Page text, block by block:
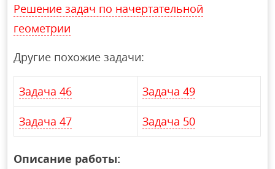
Решение задач по начертательной
геометрии
Другие похожие задачи:
Задача 46 Задача 49
Задача 47 Задача 50
Описание работы: